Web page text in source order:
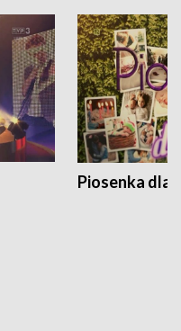
Piosenka dla